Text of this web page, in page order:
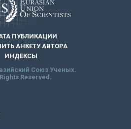
ПУБЛИКАЦИИ
АНКЕТУ АВТОРА
ИНДЕКСЫ
Союз Ученых.
Reserved.